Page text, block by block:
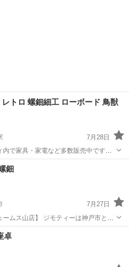
レトロ 螺鈿細工 ローボード 鳥獣
7月28日
れありま...
収納家具
鈿
7月27日
ティーは神戸市と連
取り組んでいます。 【サイズ】
細は現地でご確認ください 【状態】 ・使用に伴う多少のスレ、キ...
リユース
卓